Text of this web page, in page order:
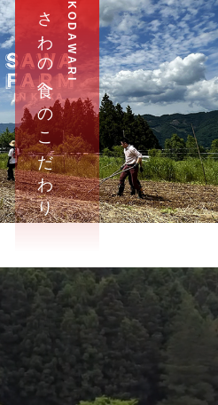
K O D A W A R I
さ わ の 食 へ の こ だ わ り